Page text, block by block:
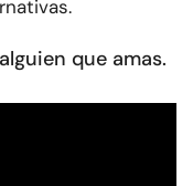
que amas.